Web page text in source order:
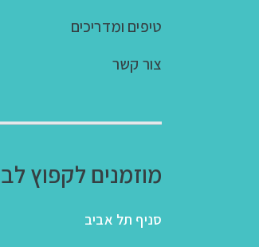
טיפים ומדריכים
צור קשר
מוזמנים לקפוץ
סניף תל אביב